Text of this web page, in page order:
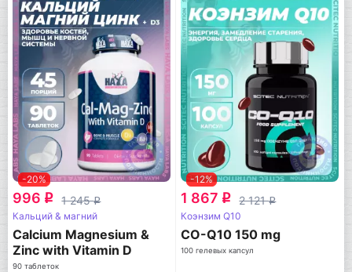
-20%
996 q 1 245q
Кальций & магний
Calcium Magnesium &
Zinc with Vitamin D
90 таблеток
-12%
1 867 q 2 121q
Коэнзим Q10
CO-Q10 150 mg
100 гелевых капсул